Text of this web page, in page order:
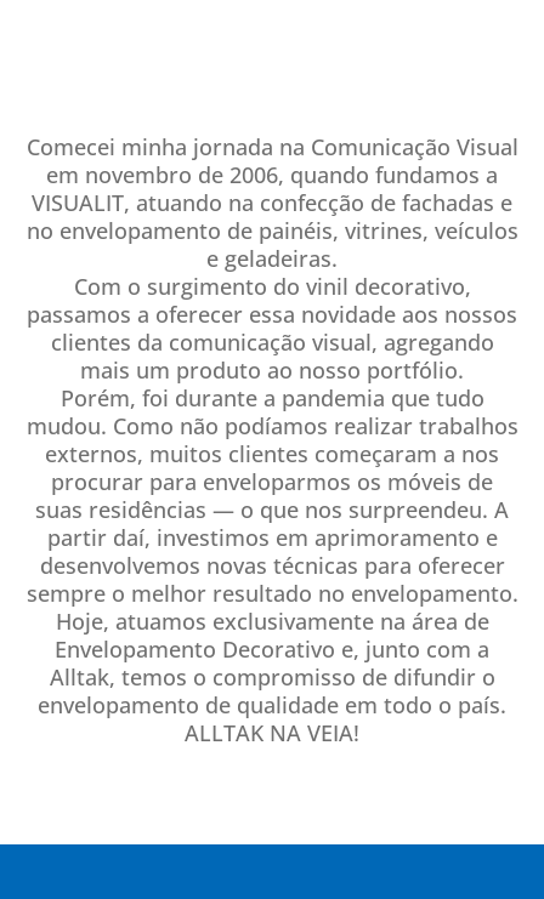
Comecei minha jornada na Comunicação Visual
em novembro de 2006, quando fundamos a
VISUALIT, atuando na confecção de fachadas e
no envelopamento de painéis, vitrines, veículos
e geladeiras.
Com o surgimento do vinil decorativo,
passamos a oferecer essa novidade aos nossos
clientes da comunicação visual, agregando
mais um produto ao nosso portfólio.
Porém, foi durante a pandemia que tudo
mudou. Como não podíamos realizar trabalhos
externos, muitos clientes começaram a nos
procurar para enveloparmos os móveis de
suas residências — o que nos surpreendeu. A
partir daí, investimos em aprimoramento e
desenvolvemos novas técnicas para oferecer
sempre o melhor resultado no envelopamento.
Hoje, atuamos exclusivamente na área de
Envelopamento Decorativo e, junto com a
Alltak, temos o compromisso de difundir o
envelopamento de qualidade em todo o país.
ALLTAK NA VEIA!